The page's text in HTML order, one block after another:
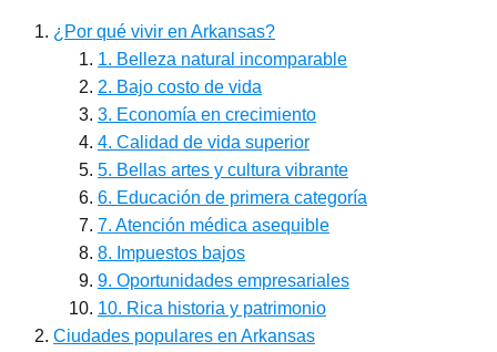
¿Por qué vivir en Arkansas?
1. Belleza natural incomparable
2. Bajo costo de vida
3. Economía en crecimiento
4. Calidad de vida superior
5. Bellas artes y cultura vibrante
6. Educación de primera categoría
7. Atención médica asequible
8. Impuestos bajos
9. Oportunidades empresariales
10. Rica historia y patrimonio
Ciudades populares en Arkansas